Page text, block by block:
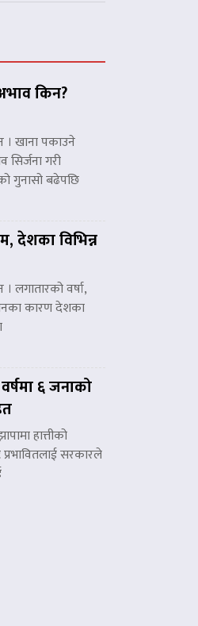
किन?
। खाना पकाउने
सिर्जना गरी
गुनासो बढेपछि
देशका विभिन्न
लगातारको वर्षा,
कारण देशका
६ जनाको
हात्तीको
सरकारले